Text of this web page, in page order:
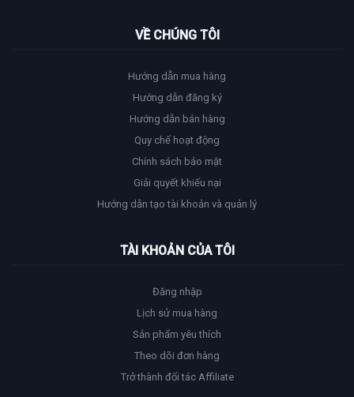
VỀ CHÚNG TÔI
Hướng dẫn mua hàng
Hướng dẫn đăng ký
Hướng dẫn bán hàng
Quy chế hoạt động
Chính sách bảo mật
Giải quyết khiếu nại
Hướng dẫn tạo tài khoản và quản lý
TÀI KHOẢN CỦA TÔI
Đăng nhập
Lịch sử mua hàng
Sản phẩm yêu thích
Theo dõi đơn hàng
Trở thành đối tác Affiliate